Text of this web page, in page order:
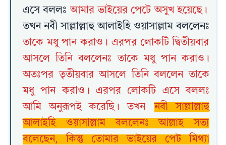
এসে বললঃ আমার ভাইয়ের পেটে অসুখ হয়েছে।
তখন নবী সাল্লাল্লাহু আলাইহি ওয়াসাল্লাম বললেনঃ
তাকে মধু পান করাও। এরপর লোকটি দ্বিতীয়বার
আসলে তিনি বললেনঃ তাকে মধু পান করাও।
অতঃপর তৃতীয়বার আসলে তিনি বললেন তাকে
মধু পান করাও। এরপর লোকটি এসে বললঃ
আমি অনুরূপই করেছি। তখন
নবী সাল্লাল্লাহু
আলাইহি ওয়াসাল্লাম বললেনঃ আল্লাহ সত্য
বলেছেন, কিন্তু তোমার ভাইয়ের পেট মিথ্যা